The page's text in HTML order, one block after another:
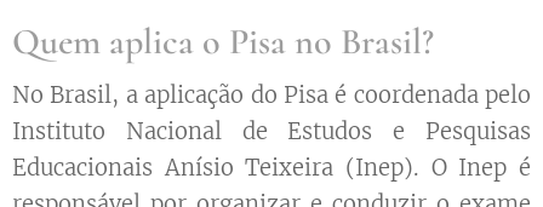
Quem aplica o Pisa no Brasil?
No Brasil, a aplicação do Pisa é coordenada pelo
Instituto Nacional de Estudos e Pesquisas
Educacionais Anísio Teixeira (Inep). O Inep é